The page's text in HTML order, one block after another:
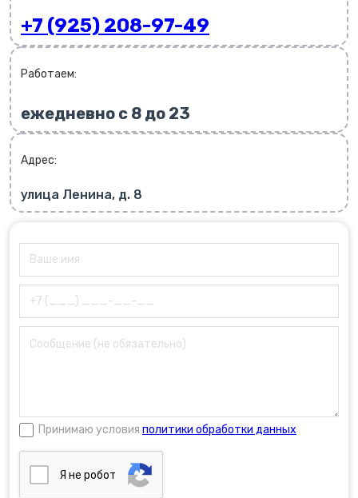
+7 (925) 208-97-49
Работаем:
ежедневно с 8 до 23
Адрес:
улица Ленина, д. 8
Принимаю условия политики обработки данных
Я нe poбoт